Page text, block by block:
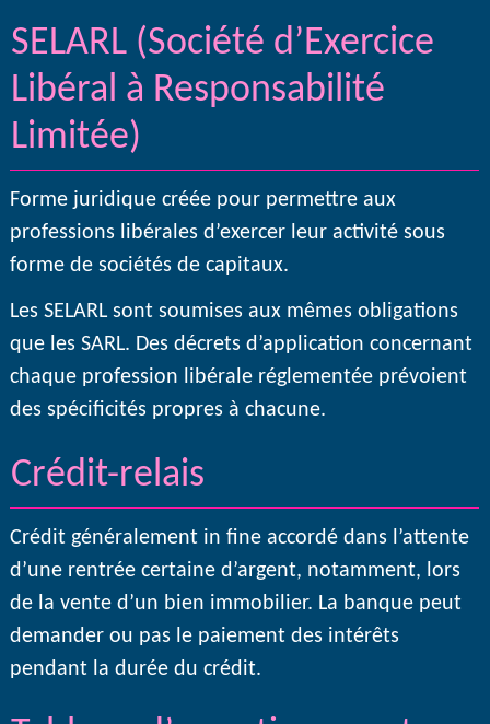
SELARL (Société d’Exercice
Libéral à Responsabilité
Limitée)
Forme juridique créée pour permettre aux
professions libérales d’exercer leur activité sous
forme de sociétés de capitaux.
Les SELARL sont soumises aux mêmes obligations
que les SARL. Des décrets d’application concernant
chaque profession libérale réglementée prévoient
des spécificités propres à chacune.
Crédit-relais
Crédit généralement in fine accordé dans l’attente
d’une rentrée certaine d’argent, notamment, lors
de la vente d’un bien immobilier. La banque peut
demander ou pas le paiement des intérêts
pendant la durée du crédit.